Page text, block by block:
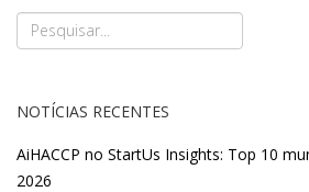
NOTÍCIAS RECENTES
AiHACCP no StartUs Insights: Top 10
2026